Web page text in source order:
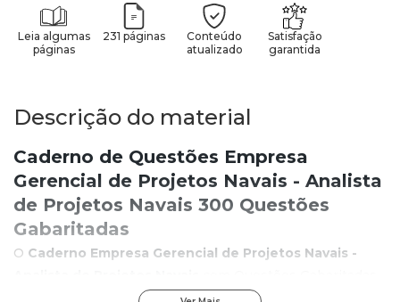
Leia algumas
páginas
231 páginas
Conteúdo
atualizado
Satisfação
garantida
Descrição do material
Caderno de Questões Empresa
Gerencial de Projetos Navais - Analista
de Projetos Navais 300 Questões
Gabaritadas
O Caderno Empresa Gerencial de Projetos Navais -
é um material atualizado e desenvolvido para otimizar sua